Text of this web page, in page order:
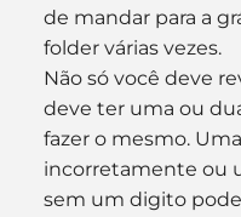
de mandar para a
folder várias vezes.
Não só você deve
deve ter uma ou
fazer o mesmo.
incorretamente ou
sem um digito